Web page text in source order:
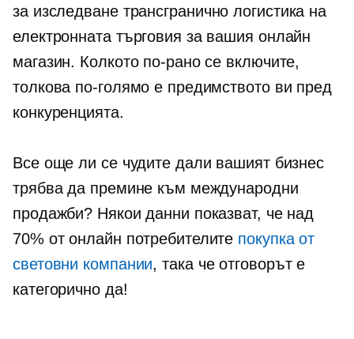
за изследване трансгранично логистика на
електронната търговия за вашия онлайн
магазин. Колкото по-рано се включите,
толкова по-голямо е предимството ви пред
конкуренцията.
Все още ли се чудите дали вашият бизнес
трябва да премине към международни
продажби? Някои данни показват, че над
70% от онлайн потребителите покупка от
световни компании, така че отговорът е
категорично да!